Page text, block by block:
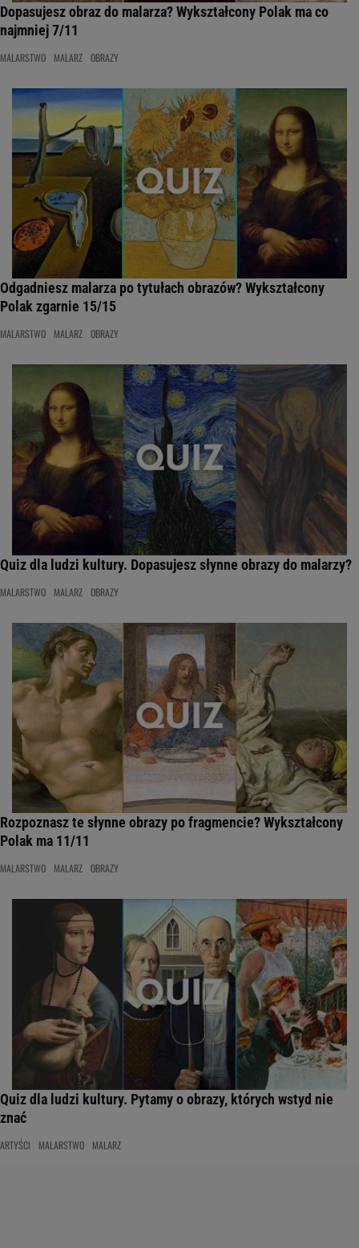
Dopasujesz obraz do malarza? Wykształcony Polak ma co
najmniej 7/11
MALARSTWO MALARZ OBRAZY
Odgadniesz malarza po tytułach obrazów? Wykształcony
Polak zgarnie 15/15
MALARSTWO MALARZ OBRAZY
Quiz dla ludzi kultury. Dopasujesz słynne obrazy do malarzy?
MALARSTWO MALARZ OBRAZY
Rozpoznasz te słynne obrazy po fragmencie? Wykształcony
Polak ma 11/11
MALARSTWO MALARZ OBRAZY
Quiz dla ludzi kultury. Pytamy o obrazy, których wstyd nie
znać
ARTYŚCI MALARSTWO MALARZ